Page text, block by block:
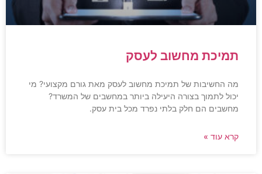
תמיכת מחשוב לעסק
מה החשיבות של תמיכת מחשוב לעסק מאת גורם מקצועי? מי
יכול לתמוך בצורה היעילה ביותר במחשבים של המשרד?
מחשבים הם חלק בלתי נפרד מכל בית עסק.
קרא עוד »